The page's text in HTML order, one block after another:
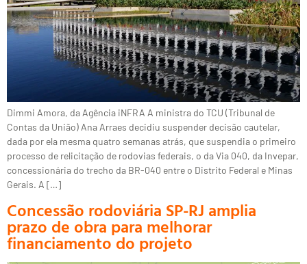
Dimmi Amora, da Agência iNFRA A ministra do TCU (Tribunal de
Contas da União) Ana Arraes decidiu suspender decisão cautelar,
dada por ela mesma quatro semanas atrás, que suspendia o primeiro
processo de relicitação de rodovias federais, o da Via 040, da Invepar,
concessionária do trecho da BR-040 entre o Distrito Federal e Minas
Gerais. A […]
Concessão rodoviária SP-RJ amplia
prazo de obra para melhorar
financiamento do projeto